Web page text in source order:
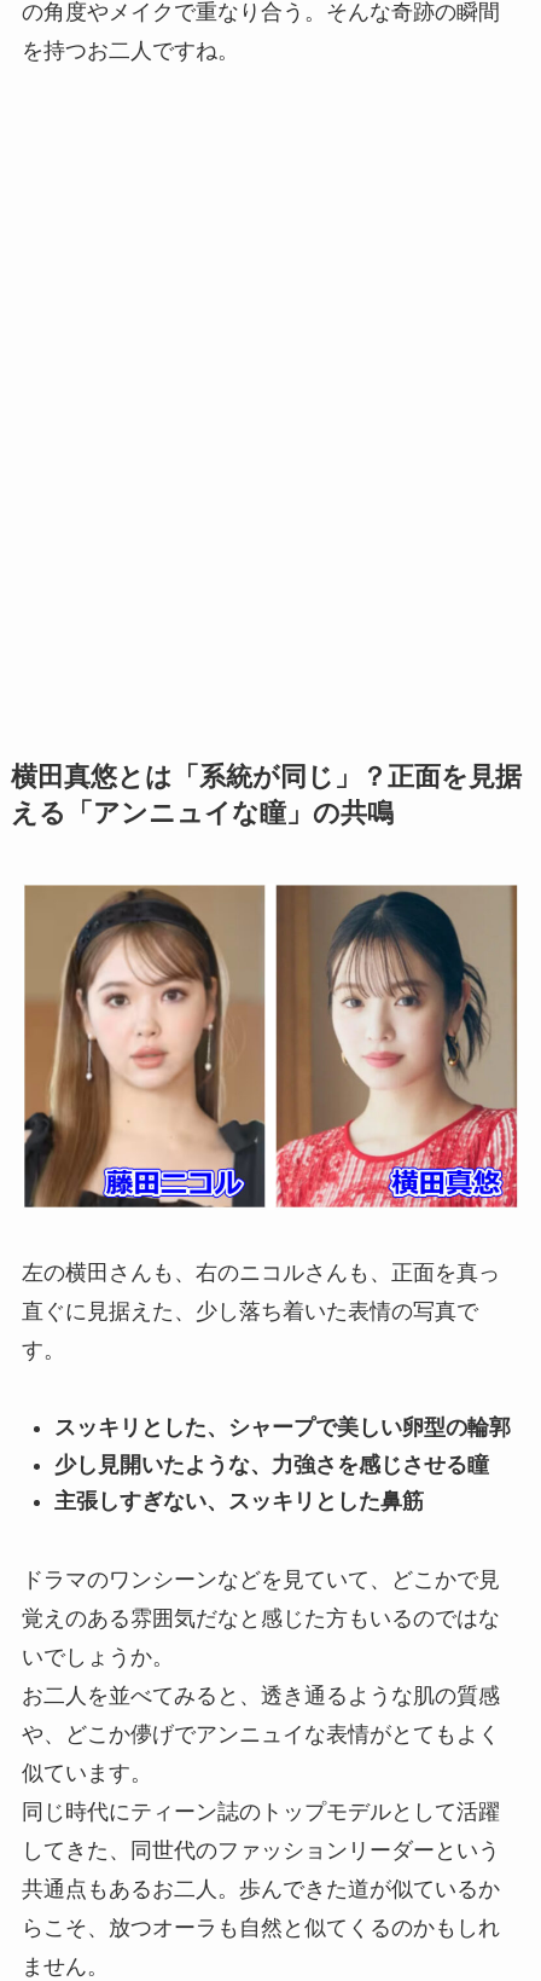
の角度やメイクで重なり合う。そんな奇跡の瞬間
を持つお二人ですね。
横田真悠とは「系統が同じ」？正面を見据
える「アンニュイな瞳」の共鳴
左の横田さんも、右のニコルさんも、正面を真っ
直ぐに見据えた、少し落ち着いた表情の写真で
す。
スッキリとした、シャープで美しい卵型の輪郭
少し見開いたような、力強さを感じさせる瞳
主張しすぎない、スッキリとした鼻筋
ドラマのワンシーンなどを見ていて、どこかで見
覚えのある雰囲気だなと感じた方もいるのではな
いでしょうか。
お二人を並べてみると、透き通るような肌の質感
や、どこか儚げでアンニュイな表情がとてもよく
似ています。
同じ時代にティーン誌のトップモデルとして活躍
してきた、同世代のファッションリーダーという
共通点もあるお二人。歩んできた道が似ているか
らこそ、放つオーラも自然と似てくるのかもしれ
ません。